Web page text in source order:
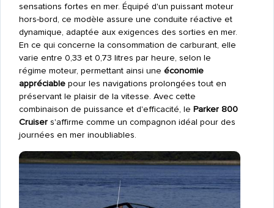
sensations fortes en mer. Équipé d'un puissant moteur
hors-bord, ce modèle assure une conduite réactive et
dynamique, adaptée aux exigences des sorties en mer.
En ce qui concerne la consommation de carburant, elle
varie entre 0,33 et 0,73 litres par heure, selon le
régime moteur, permettant ainsi une économie
appréciablepour les navigations prolongées tout en
préservant le plaisir de la vitesse. Avec cette
combinaison de puissance et d'efficacité, le Parker 800
Cruisers'affirme comme un compagnon idéal pour des
journées en mer inoubliables.